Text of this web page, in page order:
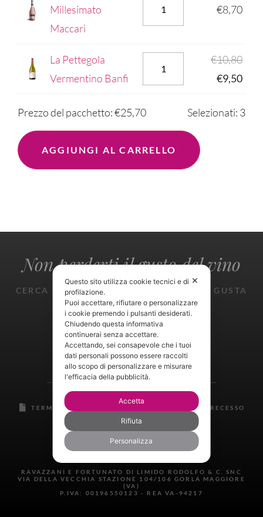
Millesimato
Maccari
€8,70
La Pettegola
Vermentino Banfi
€10,80
€9,50
Prezzo del pacchetto:€25,70 Selezionati: 3
AGGIUNGI AL CARRELLO
Non perderti il gusto del vino
CERCA TROVA ASSAGGIA SPERIMENTA GUSTA
GIOISCI
TERMINI E CONDIZIONI
RESI E DIRITTO DI RECESSO
RAVAZZANI E FORTUNATO DI LIMIDO RODOLFO & C. SNC
VIA DELLA VECCHIA STAZIONE 104/106 GORLA MAGGIORE
(VA)
P.IVA: 00196550123 - REA VA-94217
✕
Questo sito utilizza cookie tecnici e di
profilazione.
Puoi accettare, rifiutare o personalizzare
i cookie premendo i pulsanti desiderati.
Chiudendo questa informativa
continuerai senza accettare.
Accettando, sei consapevole che i tuoi
dati personali possono essere raccolti
allo scopo di personalizzare e misurare
l'efficacia della pubblicità.
Accetta
Rifiuta
Personalizza